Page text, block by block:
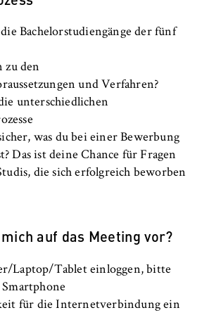
Bachelorstudiengänge der fünf
zu den
und Verfahren?
unterschiedlichen
was du bei einer Bewerbung
Das ist deine Chance für Fragen
die sich erfolgreich beworben
auf das Meeting vor?
Laptop/Tablet einloggen, bitte
für die Internetverbindung ein
YSC, yt-remote-
Limited
und Abspielen von
Videos, wobei Daten
und Cookies gesetzt